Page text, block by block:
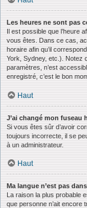
Les heures ne sont pas
Il est possible que l’heure
vous êtes. Dans ce cas,
horaire afin qu’il
York, Sydney, etc.). Notez
paramètres, n’est
enregistré, c’est le bon
Haut
J’ai changé mon fuseau
Si vous êtes sûr d’avoir
toujours incorrecte, il se
à un administrateur.
Haut
Ma langue n’est pas
La raison la plus probable
que personne n’ait encore